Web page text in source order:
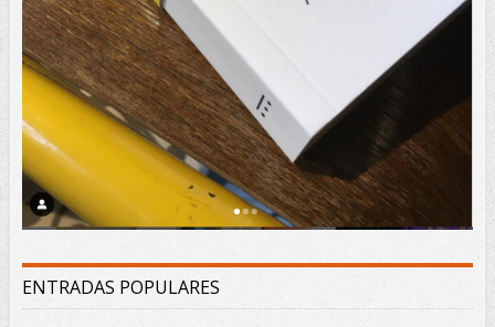
ENTRADAS POPULARES